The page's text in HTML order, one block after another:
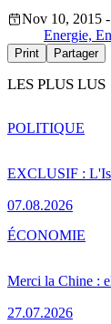
Nov 10, 2015
Energie,
Print Partager
LES PLUS LUS
EXCLUSIF :
07.08.2026
POLITIQUE
Merci la Chine :
27.07.2026
ÉCONOMIE